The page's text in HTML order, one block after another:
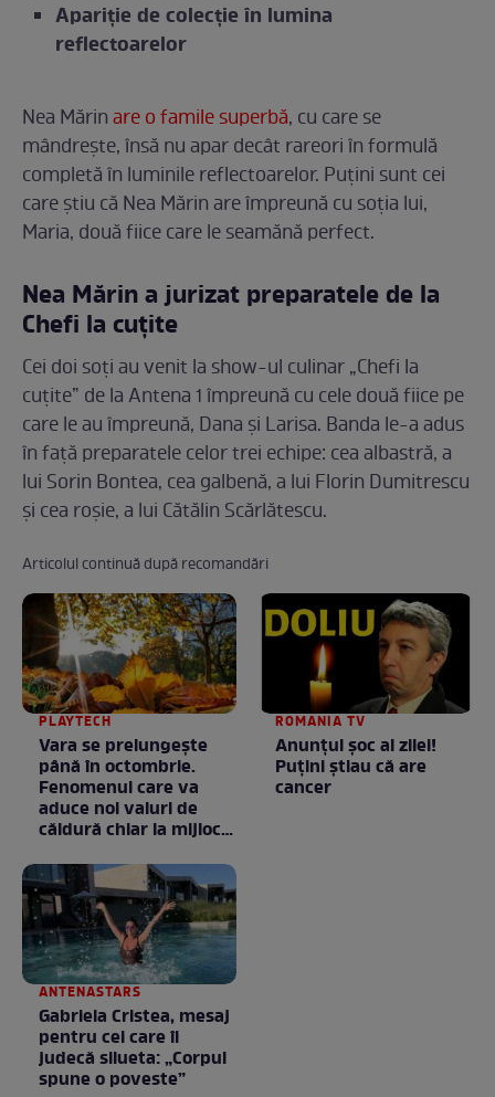
Apariție de colecție în lumina
reflectoarelor
Nea Mărinare o famile superbă, cu care se
mândrește, însă nu apar decât rareori în formulă
completă în luminile reflectoarelor. Puțini sunt cei
care știu că Nea Mărin are împreună cu soția lui,
Maria, două fiice care le seamănă perfect.
Nea Mărin a jurizat preparatele de la
Chefi la cuțite
Cei doi soți au venit la show-ul culinar „Chefi la
cuțite” de la Antena 1 împreună cu cele două fiice pe
care le au împreună, Dana și Larisa. Banda le-a adus
în față preparatele celor trei echipe: cea albastră, a
lui Sorin Bontea, cea galbenă, a lui Florin Dumitrescu
și cea roșie, a lui Cătălin Scărlătescu.
Articolul continuă după recomandări
PLAYTECH
Vara se prelungeşte
până în octombrie.
Fenomenul care va
aduce noi valuri de
căldură chiar la mijlocul
ROMANIA TV
Anunţul şoc al zilei!
Puţini ştiau că are
cancer
ANTENASTARS
Gabriela Cristea, mesaj
pentru cei care îi
judecă silueta: „Corpul
spune o poveste”